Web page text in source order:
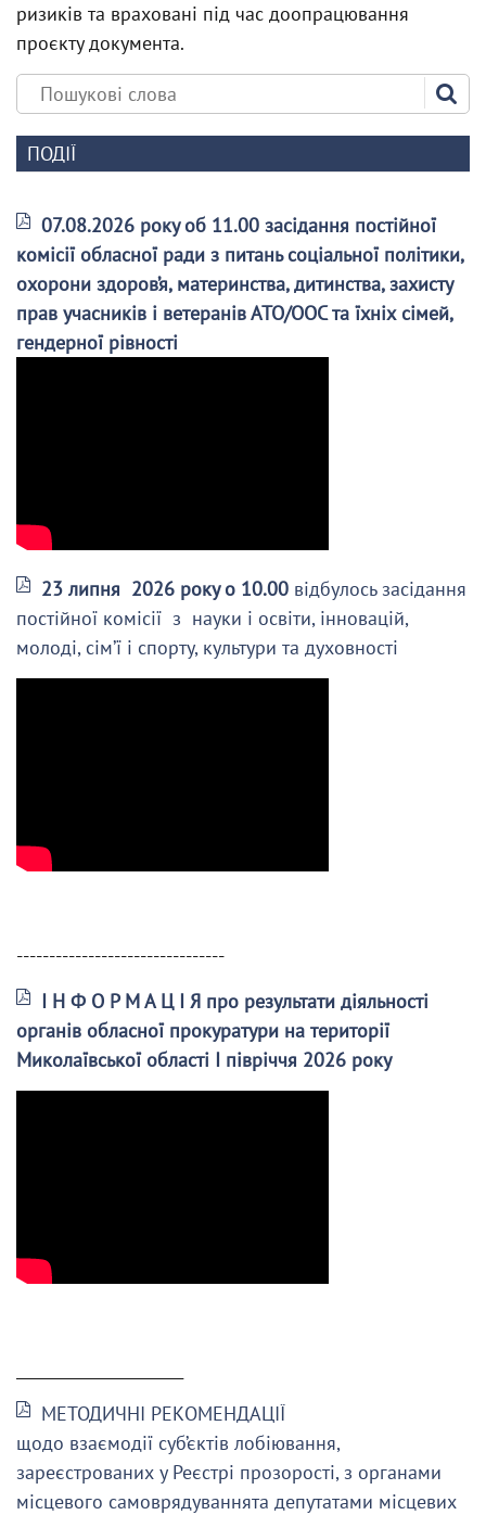
ризиків та враховані під час доопрацювання
проєкту документа.
ПОДІЇ
07.08.2026 року об 11.00 засідання постійної
комісії обласної ради з питань соціальної політики,
охорони здоров’я, материнства, дитинства, захисту
прав учасників і ветеранів АТО/ООС та їхніх сімей,
гендерної рівності
23 липня 2026 року о 10.00 відбулось засідання
постійної комісії з науки і освіти, інновацій,
молоді, сім’ї і спорту, культури та духовності
--------------------------------
І Н Ф О Р М А Ц І Я про результати діяльності
органів обласної прокуратури на території
Миколаївської області І півріччя 2026 року
МЕТОДИЧНІ РЕКОМЕНДАЦІЇ
щодо взаємодії суб’єктів лобіювання,
зареєстрованих у Реєстрі прозорості, з органами
місцевого самоврядуваннята депутатами місцевих